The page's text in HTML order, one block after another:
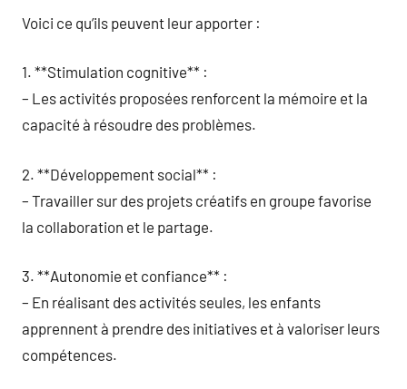
Voici ce qu’ils peuvent leur apporter :
1. **Stimulation cognitive** :
– Les activités proposées renforcent la mémoire et la
capacité à résoudre des problèmes.
2. **Développement social** :
– Travailler sur des projets créatifs en groupe favorise
la collaboration et le partage.
3. **Autonomie et confiance** :
– En réalisant des activités seules, les enfants
apprennent à prendre des initiatives et à valoriser leurs
compétences.